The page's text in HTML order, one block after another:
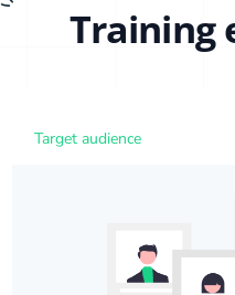
Training
Target audience